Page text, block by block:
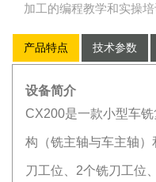
加工的编程教学和实操
产品特点 技术参数
设备简介
CX200是一款小型车
构（铣主轴与车主轴
刀工位、2个铣刀工位